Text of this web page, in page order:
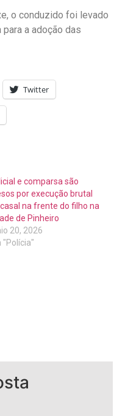
o conduzido foi levado
a adoção das
Twitter
e comparsa são
por execução brutal
na frente do filho na
de Pinheiro
20, 2026
"Polícia"